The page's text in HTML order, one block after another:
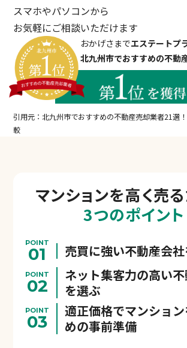
スマホやパソコンから
お気軽にご相談いただけます
おかげさまでエステートプ
北九州市でおすすめの不動
引用元：北九州市でおすすめの不動産売却業者21選
較
マンションを高く売
3つのポイント
POINT
01 売買に強い不動産会
POINT
02
ネット集客力の高い
を選ぶ
POINT
03
適正価格でマンショ
めの事前準備